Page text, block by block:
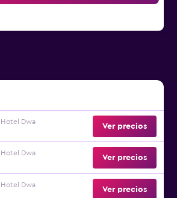
Dwa
Ver precios
Dwa
Ver precios
Dwa
Ver precios